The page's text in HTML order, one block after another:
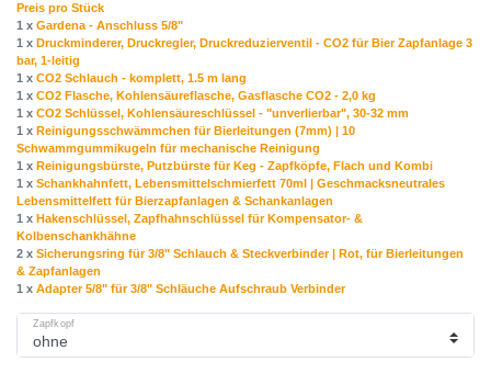
Preis pro Stück
1 x Gardena - Anschluss 5/8"
1 x Druckminderer, Druckregler, Druckreduzierventil - CO2 für Bier Zapfanlage 3
bar, 1-leitig
1 x CO2 Schlauch - komplett, 1.5 m lang
1 x CO2 Flasche, Kohlensäureflasche, Gasflasche CO2 - 2,0 kg
1 x CO2 Schlüssel, Kohlensäureschlüssel - "unverlierbar", 30-32 mm
1 x Reinigungsschwämmchen für Bierleitungen (7mm) | 10
Schwammgummikugeln für mechanische Reinigung
1 x Reinigungsbürste, Putzbürste für Keg - Zapfköpfe, Flach und Kombi
1 x Schankhahnfett, Lebensmittelschmierfett 70ml | Geschmacksneutrales
Lebensmittelfett für Bierzapfanlagen & Schankanlagen
1 x Hakenschlüssel, Zapfhahnschlüssel für Kompensator- &
Kolbenschankhähne
2 x Sicherungsring für 3/8" Schlauch & Steckverbinder | Rot, für Bierleitungen
& Zapfanlagen
1 x Adapter 5/8" für 3/8" Schläuche Aufschraub Verbinder
Zapfkopf